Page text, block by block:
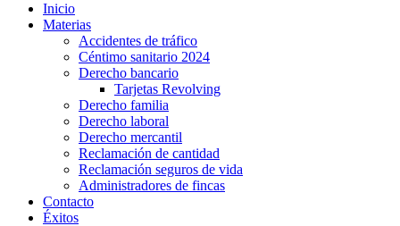
Inicio
Materias
Accidentes de tráfico
Céntimo sanitario 2024
Derecho bancario
Tarjetas Revolving
Derecho familia
Derecho laboral
Derecho mercantil
Reclamación de cantidad
Reclamación seguros de vida
Administradores de fincas
Contacto
Éxitos